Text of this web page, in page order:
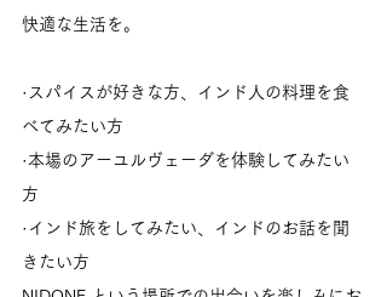
快適な生活を。
·スパイスが好きな方、インド人の料理を食
べてみたい方
·本場のアーユルヴェーダを体験してみたい
方
·インド旅をしてみたい、インドのお話を聞
きたい方